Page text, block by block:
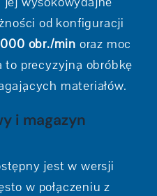
od konfiguracji
obr./min oraz moc
to precyzyjną obróbkę
materiałów.
i magazyn
jest w wersji
w połączeniu z